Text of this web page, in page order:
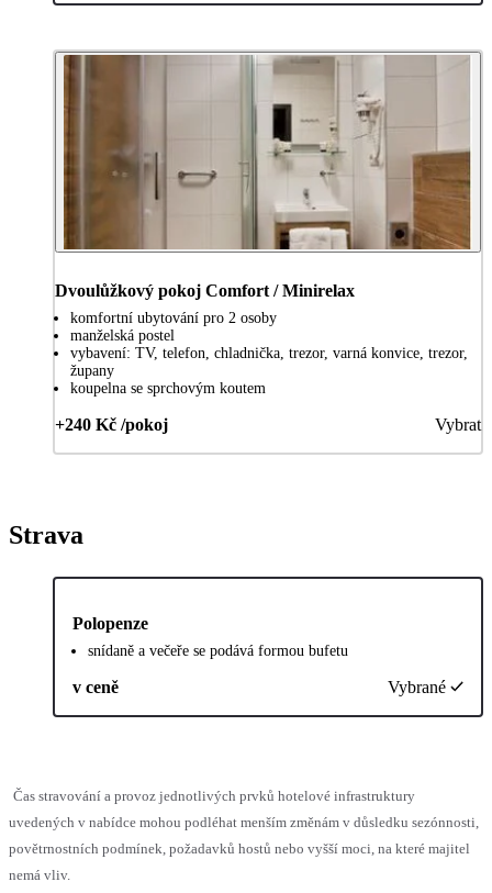
Dvoulůžkový pokoj Comfort / Minirelax
komfortní ubytování pro 2 osoby
manželská postel
vybavení: TV, telefon, chladnička, trezor, varná konvice, trezor,
župany
koupelna se sprchovým koutem
+240 Kč /pokoj Vybrat
Strava
Polopenze
snídaně a večeře se podává formou bufetu
v ceně Vybrané
Čas stravování a provoz jednotlivých prvků hotelové infrastruktury
uvedených v nabídce mohou podléhat menším změnám v důsledku sezónnosti,
povětrnostních podmínek, požadavků hostů nebo vyšší moci, na které majitel
nemá vliv.